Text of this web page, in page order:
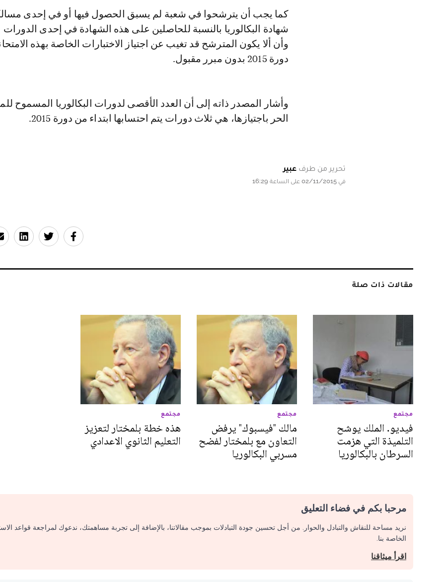
كما يجب أن يترشحوا في شعبة لم يسبق الحصول فيها أو في إحدى
شهادة البكالوريا بالنسبة للحاصلين على هذه الشهادة في إحدى الدورات
وأن ألا يكون المترشح قد تغيب عن اجتياز الاختبارات الخاصة بهذه
دورة 2015 بدون مبرر مقبول.
وأشار المصدر ذاته إلى أن العدد الأقصى لدورات البكالوريا المسموح
الحر باجتيازها، هي ثلاث دورات يتم احتسابها ابتداء من دورة 2015.
تحرير من طرف عبير
في 02/11/2015 على الساعة 16:29
مقالات ذات صلة
مجتمع
فيديو. الملك يوشح
التلميذة التي هزمت
السرطان بالبكالوريا
مجتمع
مالك "فيسبوك" يرفض
التعاون مع بلمختار لفضح
مسربي البكالوريا
مجتمع
هذه خطة بلمختار لتعزيز
التعليم الثانوي الاعدادي
مرحبا بكم في فضاء التعليق
نريد مساحة للنقاش والتبادل والحوار. من أجل تحسين جودة التبادلات بموجب مقالاتنا، بالإضافة إلى تجربة مساهمتك، ندعوك لمراجعة قواعد
الخاصة بنا.
اقرأ ميثاقنا